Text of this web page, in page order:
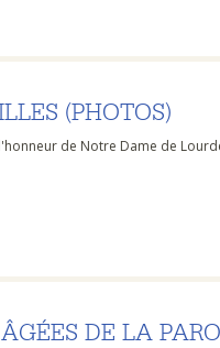
(PHOTOS)
de Notre Dame de
DE LA